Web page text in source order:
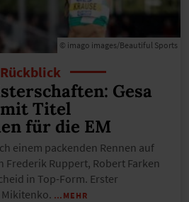
© imago images/Beautiful Sports
Gesa
Titel
für die EM
einem packenden Rennen auf
Frederik Ruppert, Robert Farken
in Top-Form. Erster
…MEHR